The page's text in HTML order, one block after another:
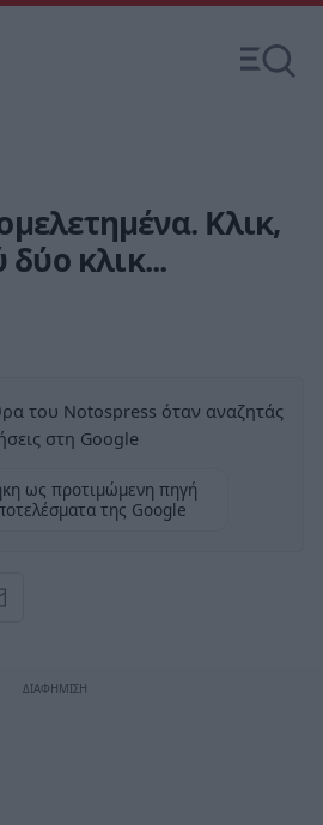
Κλικ,
δύο κλικ...
του Notospress όταν αναζητάς
στη Google
ως προτιμώμενη πηγή
της Google